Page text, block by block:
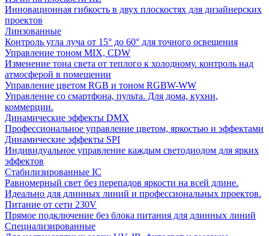
Инновационная гибкость в двух плоскостях для дизайнерских
проектов
Линзованные
Контроль угла луча от 15° до 60° для точного освещения
Управление тоном MIX, CDW
Изменение тона света от теплого к холодному. контроль над
атмосферой в помещении
Управление цветом RGB и тоном RGBW-WW
Управление со смартфона, пульта. Для дома, кухни,
коммерции.
Динамические эффекты DMX
Профессиональное управление цветом, яркостью и эффектами
Динамические эффекты SPI
Индивидуальное управление каждым светодиодом для ярких
эффектов
Стабилизированные IC
Равномерный свет без перепадов яркости на всей длине.
Идеально для длинных линий и профессиональных проектов.
Питание от сети 230V
Прямое подключение без блока питания для длинных линий
Специализированные